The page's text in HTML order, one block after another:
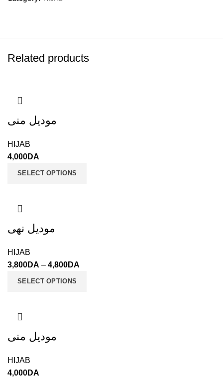
Related products
موديل منى
HIJAB
4,000DA
SELECT OPTIONS
موديل نهى
HIJAB
3,800DA – 4,800DA
SELECT OPTIONS
موديل منى
HIJAB
4,000DA